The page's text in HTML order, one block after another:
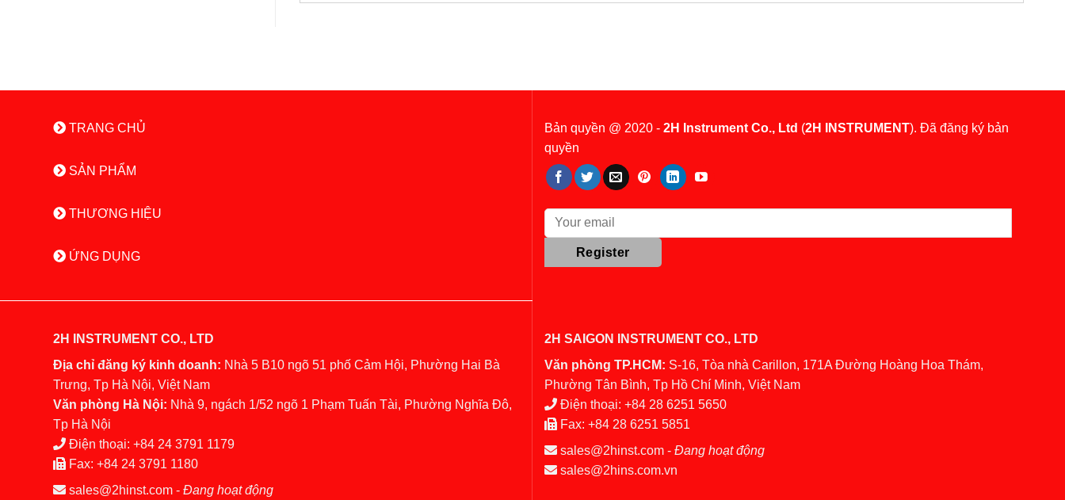
TRANG CHỦ
SẢN PHẨM
THƯƠNG HIỆU
ỨNG DỤNG
Bản quyền @ 2020 - 2H Instrument Co., Ltd (2H INSTRUMENT). Đã đăng ký bản
quyền
2H INSTRUMENT CO., LTD
Địa chỉ đăng ký kinh doanh: Nhà 5 B10 ngõ 51 phố Cảm Hội, Phường Hai Bà
Trưng, Tp Hà Nội, Việt Nam
Văn phòng Hà Nội: Nhà 9, ngách 1/52 ngõ 1 Phạm Tuấn Tài, Phường Nghĩa Đô,
Tp Hà Nội
Điện thoại: +84 24 3791 1179
Fax: +84 24 3791 1180
sales@2hinst.com - Đang hoạt động
2H SAIGON INSTRUMENT CO., LTD
Văn phòng TP.HCM: S-16, Tòa nhà Carillon, 171A Đường Hoàng Hoa Thám,
Phường Tân Bình, Tp Hồ Chí Minh, Việt Nam
Điện thoại: +84 28 6251 5650
Fax: +84 28 6251 5851
sales@2hinst.com - Đang hoạt động
sales@2hins.com.vn